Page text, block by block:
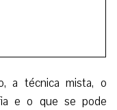
a técnica mista, o
e o que se pode